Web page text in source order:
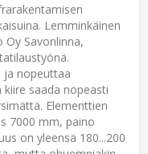
Lemminkäinen
Savonlinna,
ja nopeuttaa
saada nopeasti
Elementtien
7000 mm, paino
on yleensä 180...200